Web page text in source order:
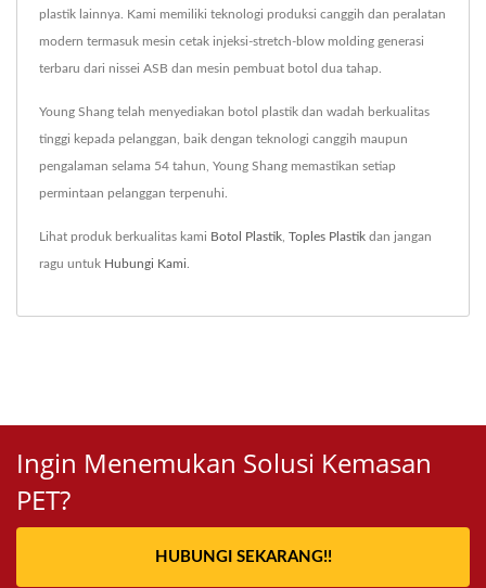
plastik lainnya. Kami memiliki teknologi produksi canggih dan peralatan
modern termasuk mesin cetak injeksi-stretch-blow molding generasi
terbaru dari nissei ASB dan mesin pembuat botol dua tahap.
Young Shang telah menyediakan botol plastik dan wadah berkualitas
tinggi kepada pelanggan, baik dengan teknologi canggih maupun
pengalaman selama 54 tahun, Young Shang memastikan setiap
permintaan pelanggan terpenuhi.
Lihat produk berkualitas kami Botol Plastik Toples Plastik dan jangan
ragu untuk Hubungi Kami
Ingin Menemukan Solusi Kemasan
PET?
HUBUNGI SEKARANG!!